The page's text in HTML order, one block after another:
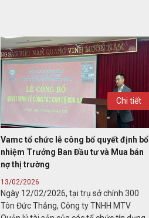
Chi tiết
Vamc tổ chức lễ công bố quyết định bổ
nhiệm Trưởng Ban Đầu tư và Mua bán
nợ thị trường
13/02/2026
Ngày 12/02/2026, tại trụ sở chính 300
Tôn Đức Thắng, Công ty TNHH MTV